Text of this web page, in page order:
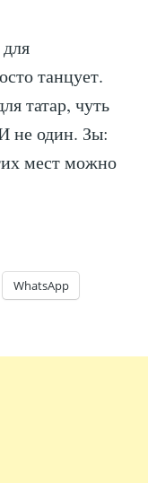
танцует.
татар, чуть
не один. Зы:
мест можно
WhatsApp